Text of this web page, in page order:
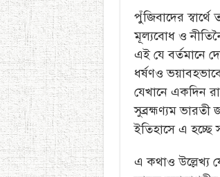
পুঁজিবাদের
মূল্যবোধ ও
এই যে বর্তমানে
ধর্ষণও
যেখানে একদিন
সুব্রহ্মণ্যম ভারতী
ইতিহাসে এ হচ্ছে
এ কথাও উল্লেখ্য